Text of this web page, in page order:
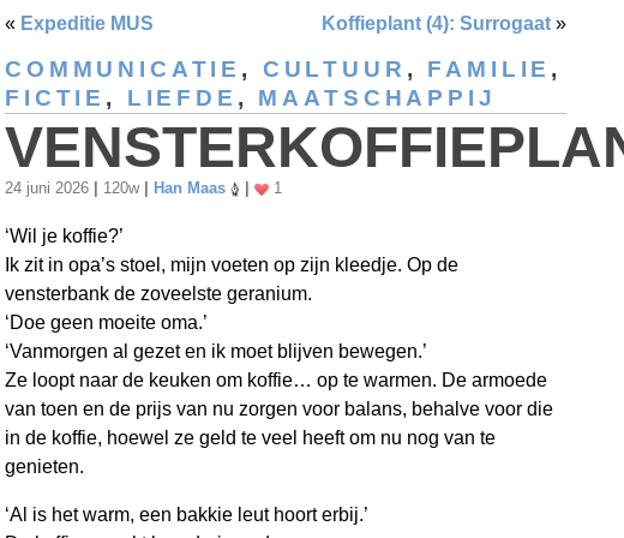
« Expeditie MUS Koffieplant (4): Surrogaat »
COMMUNICATIE , CULTUUR , FAMILIE ,
FICTIE , LIEFDE , MAATSCHAPPIJ
24 juni 2026 120w Han Maas 1
‘Wil je koffie?’
Ik zit in opa’s stoel, mijn voeten op zijn kleedje. Op de
vensterbank de zoveelste geranium.
‘Doe geen moeite oma.’
‘Vanmorgen al gezet en ik moet blijven bewegen.’
Ze loopt naar de keuken om koffie… op te warmen. De armoede
van toen en de prijs van nu zorgen voor balans, behalve voor die
in de koffie, hoewel ze geld te veel heeft om nu nog van te
genieten.
‘Al is het warm, een bakkie leut hoort erbij.’